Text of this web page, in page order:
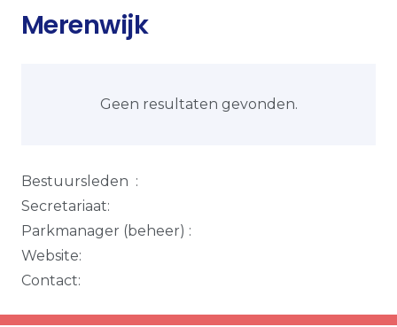
Merenwijk
Geen resultaten gevonden.
Bestuursleden :
Secretariaat:
Parkmanager (beheer) :
Website:
Contact: